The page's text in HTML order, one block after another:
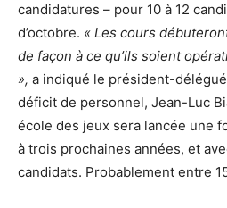
candidatures – pour 10 à 12
d’octobre. « Les cours
de façon à ce qu’ils soient
», a indiqué le président-
déficit de personnel, Jean-Luc
école des jeux sera lancée une
à trois prochaines années, et
candidats. Probablement entre